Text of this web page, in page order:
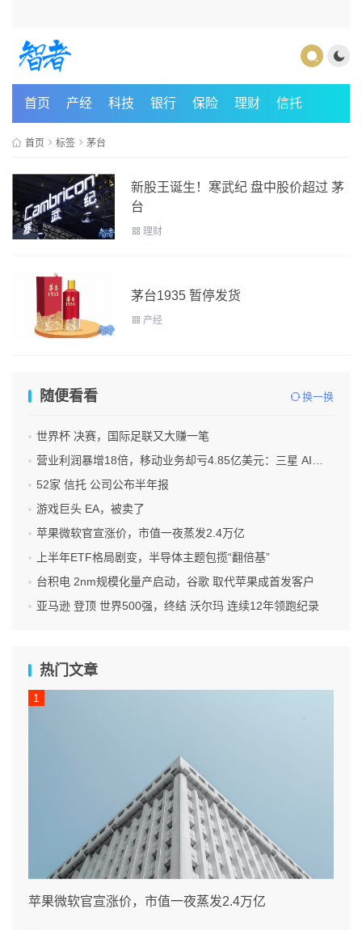
首页 产经 科技 银行 保险 理财 信托
首页 标签 茅台
新股王诞生！寒武纪 盘中股价超过 茅
台
理财
茅台1935 暂停发货
产经
随便看看 换一换
世界杯 决赛，国际足联又大赚一笔
营业利润暴增18倍，移动业务却亏4.85亿美元：三星 AI红利的另一面
52家 信托 公司公布半年报
游戏巨头 EA，被卖了
苹果微软官宣涨价，市值一夜蒸发2.4万亿
上半年ETF格局剧变，半导体主题包揽“翻倍基”
台积电 2nm规模化量产启动，谷歌 取代苹果成首发客户
亚马逊 登顶 世界500强，终结 沃尔玛 连续12年领跑纪录
热门文章
苹果微软官宣涨价，市值一夜蒸发2.4万亿